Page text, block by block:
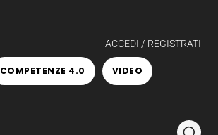
ACCEDI / REGISTRATI
COMPETENZE 4.0 VIDEO